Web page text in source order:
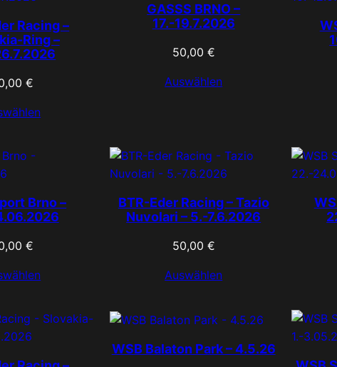
Racing –
Ring –
€
GASSS BRNO –
17.-19.7.2026
50,00 €
Auswählen
Brno –
€
BTR-Eder Racing – Tazio
Nuvolari – 5.-7.6.2026
50,00 €
Auswählen
WSB Balaton Park – 4.5.26